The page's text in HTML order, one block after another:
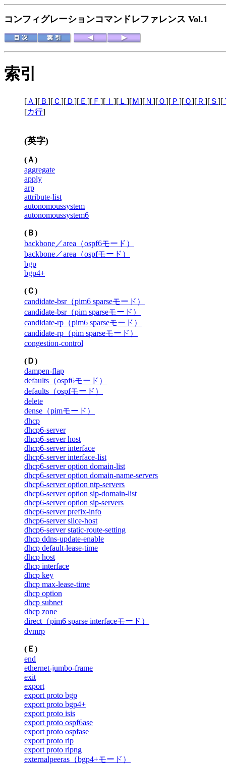
コンフィグレーションコマンドレファレンス Vol.1
索引
[ Ａ ][ Ｂ ][Ｃ ][Ｄ][ Ｅ ][ Ｆ ][ Ｉ ][ Ｌ ][Ｍ][ Ｎ ][Ｏ][ Ｐ ][Ｑ][ Ｒ ][ Ｓ][
[カ行]
(英字)
(Ａ)
aggregate
apply
arp
attribute-list
autonomoussystem
autonomoussystem6
(Ｂ)
backbone／area（ospf6モード）
backbone／area（ospfモード）
bgp
bgp4+
(Ｃ)
candidate-bsr（pim6 sparseモード）
candidate-bsr（pim sparseモード）
candidate-rp（pim6 sparseモード）
candidate-rp（pim sparseモード）
congestion-control
(Ｄ)
dampen-flap
defaults（ospf6モード）
defaults（ospfモード）
delete
dense（pimモード）
dhcp
dhcp6-server
dhcp6-server host
dhcp6-server interface
dhcp6-server interface-list
dhcp6-server option domain-list
dhcp6-server option domain-name-servers
dhcp6-server option ntp-servers
dhcp6-server option sip-domain-list
dhcp6-server option sip-servers
dhcp6-server prefix-info
dhcp6-server slice-host
dhcp6-server static-route-setting
dhcp ddns-update-enable
dhcp default-lease-time
dhcp host
dhcp interface
dhcp key
dhcp max-lease-time
dhcp option
dhcp subnet
dhcp zone
direct（pim6 sparse interfaceモード）
dvmrp
(Ｅ)
end
ethernet-jumbo-frame
exit
export
export proto bgp
export proto bgp4+
export proto isis
export proto ospf6ase
export proto ospfase
export proto rip
export proto ripng
externalpeeras（bgp4+モード）